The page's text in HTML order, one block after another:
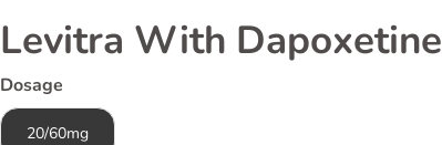
Levitra With Dapoxetine
Dosage
20/60mg